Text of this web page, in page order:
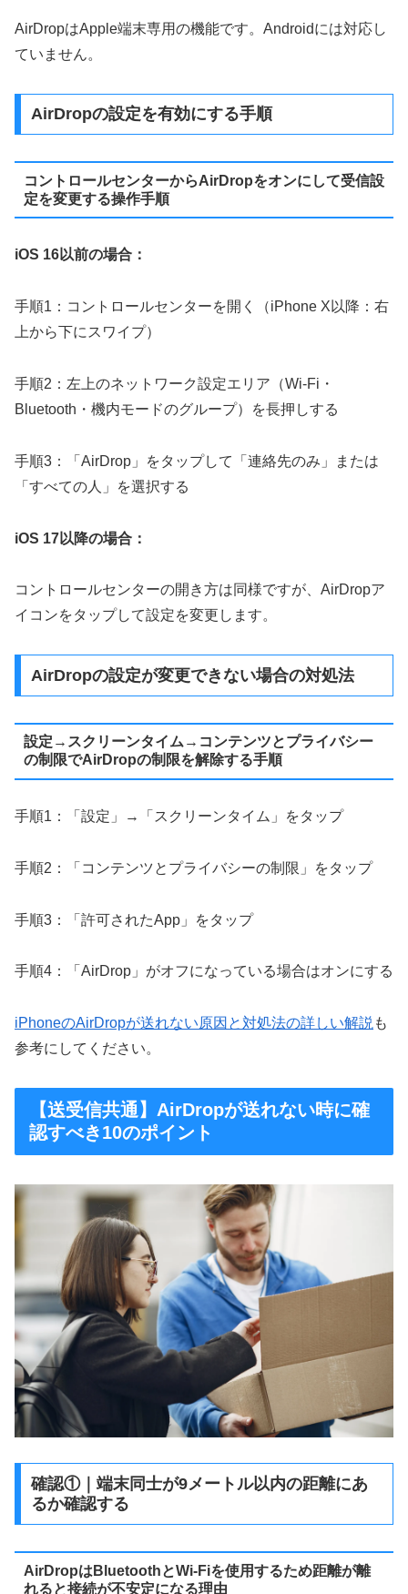
AirDropはApple端末専用の機能です。Androidには対応し
ていません。
AirDropの設定を有効にする手順
コントロールセンターからAirDropをオンにして受信設
定を変更する操作手順
iOS 16以前の場合：
手順1：コントロールセンターを開く（iPhone X以降：右
上から下にスワイプ）
手順2：左上のネットワーク設定エリア（Wi-Fi・
Bluetooth・機内モードのグループ）を長押しする
手順3：「AirDrop」をタップして「連絡先のみ」または
「すべての人」を選択する
iOS 17以降の場合：
コントロールセンターの開き方は同様ですが、AirDropア
イコンをタップして設定を変更します。
AirDropの設定が変更できない場合の対処法
設定→スクリーンタイム→コンテンツとプライバシー
の制限でAirDropの制限を解除する手順
手順1：「設定」→「スクリーンタイム」をタップ
手順2：「コンテンツとプライバシーの制限」をタップ
手順3：「許可されたApp」をタップ
手順4：「AirDrop」がオフになっている場合はオンにする
iPhoneのAirDropが送れない原因と対処法の詳しい解説 も
参考にしてください。
【送受信共通】AirDropが送れない時に確
認すべき10のポイント
確認①｜端末同士が9メートル以内の距離にあ
るか確認する
AirDropはBluetoothとWi-Fiを使用するため距離が離
れると接続が不安定になる理由